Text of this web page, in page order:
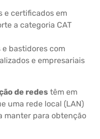
e certificados em
a categoria CAT
e bastidores com
e empresariais
de redes têm em
uma rede local (LAN)
manter para obtenção